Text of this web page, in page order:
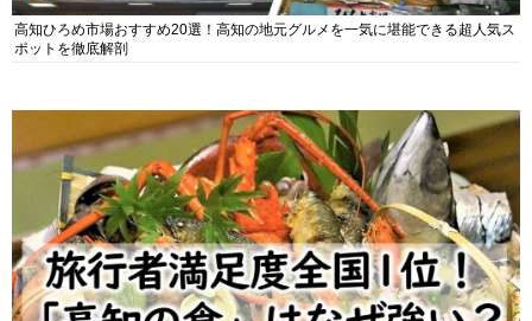
高知ひろめ市場おすすめ20選！高知の地元グルメを一気に堪能できる超人気ス
ポットを徹底解剖